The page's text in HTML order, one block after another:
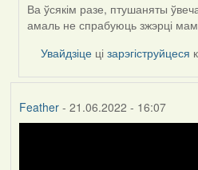
Ва ўсякім разе, птушаняты
амаль не спрабуюць зжэрці
Увайдзіце цізарэгіструйцеся
Feather- 21.06.2022 - 16:07